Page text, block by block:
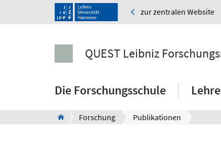
zur zentralen Website
QUEST Leibniz
Die Forschungsschule Lehre
Forschung Publikationen